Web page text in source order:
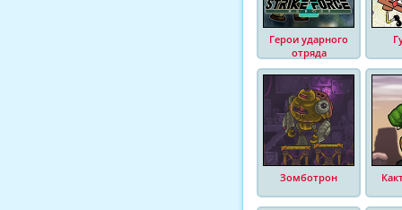
Герои ударного
отряда
Зомботрон